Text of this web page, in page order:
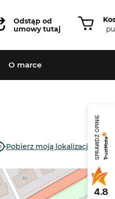
Odstąp od
umowy tutaj
O marce
Pobierz moją lokalizację SPRAWDŹ OPINIE
4.8